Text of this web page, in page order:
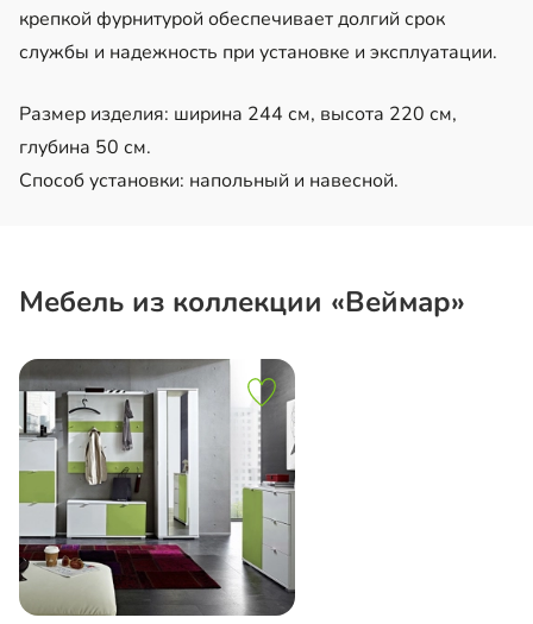
крепкой фурнитурой обеспечивает долгий срок
службы и надежность при установке и эксплуатации.
Размер изделия: ширина 244 см, высота 220 см,
глубина 50 см.
Способ установки: напольный и навесной.
Мебель из коллекции «Веймар»